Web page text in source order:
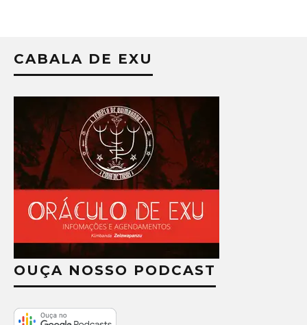
CABALA DE EXU
OUÇA NOSSO PODCAST